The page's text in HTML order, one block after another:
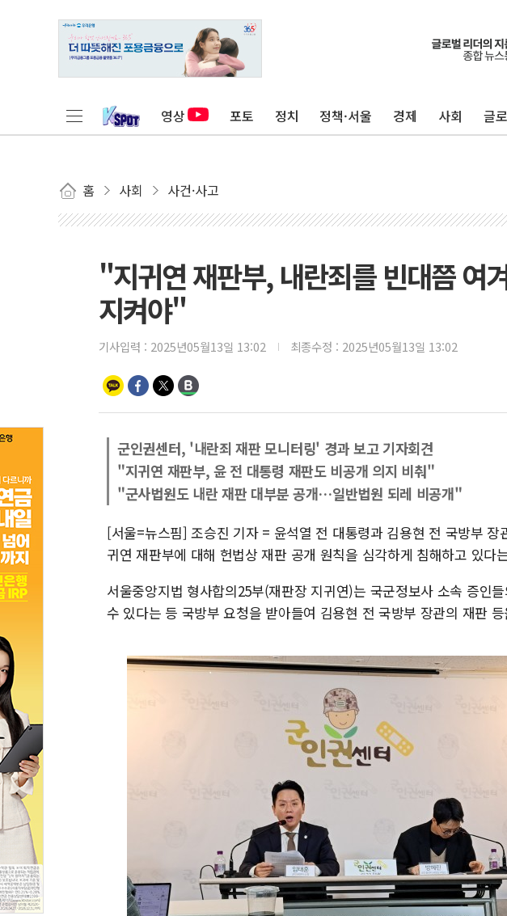
영상 포토 정치 정책·서울 경제 사회 글
홈 사회 사건·사고
"지귀연 재판부, 내란죄를 빈대쯤 여
지켜야"
기사입력 : 2025년05월13일 13:02 최종수정 : 2025년05월13일 13:02
군인권센터, '내란죄 재판 모니터링' 경과 보고 기자회견
"지귀연 재판부, 윤 전 대통령 재판도 비공개 의지 비춰"
"군사법원도 내란 재판 대부분 공개…일반법원 되레 비공개"
[서울=뉴스핌] 조승진 기자 = 윤석열 전 대통령과 김용현 전 국방부 장
귀연 재판부에 대해 헌법상 재판 공개 원칙을 심각하게 침해하고 있다
서울중앙지법 형사합의25부(재판장 지귀연)는 국군정보사 소속 증인
수 있다는 등 국방부 요청을 받아들여 김용현 전 국방부 장관의 재판